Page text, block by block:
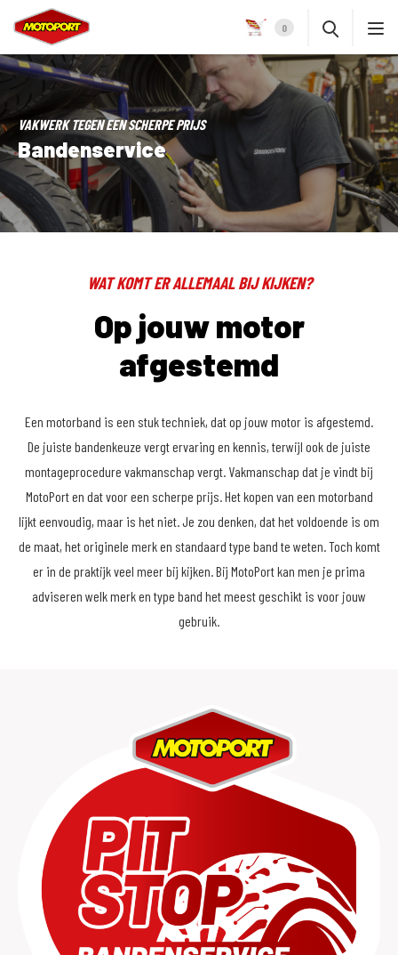
0
VAKWERK TEGEN EEN SCHERPE PRIJS
Bandenservice
WAT KOMT ER ALLEMAAL BIJ KIJKEN?
Op jouw motor
afgestemd
Een motorband is een stuk techniek, dat op jouw motor is afgestemd.
De juiste bandenkeuze vergt ervaring en kennis, terwijl ook de juiste
montageprocedure vakmanschap vergt. Vakmanschap dat je vindt bij
MotoPort en dat voor een scherpe prijs. Het kopen van een motorband
lijkt eenvoudig, maar is het niet. Je zou denken, dat het voldoende is om
de maat, het originele merk en standaard type band te weten. Toch komt
er in de praktijk veel meer bij kijken. Bij MotoPort kan men je prima
adviseren welk merk en type band het meest geschikt is voor jouw
gebruik.